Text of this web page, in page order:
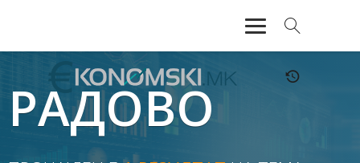
АКТУЕЛНО
ЕКОНОМИЈА
ФИНАНСИИ
РАДОВО